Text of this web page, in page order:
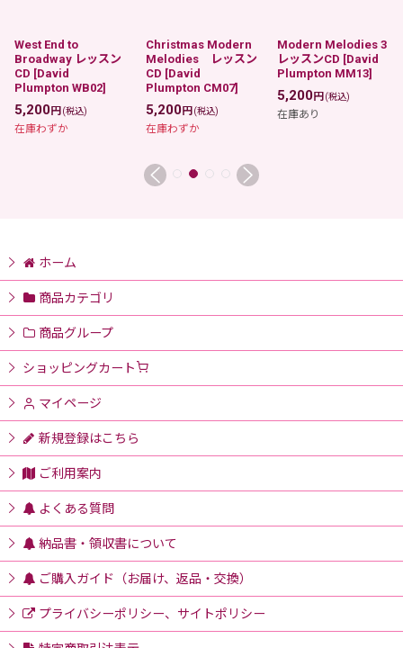
West End to
Broadway レッスン
CD [David
Plumpton WB02]
5,200円 (税込)
在庫わずか
Christmas Modern
Melodies レッスン
CD [David
Plumpton CM07]
5,200円 (税込)
在庫わずか
Modern Melodies 3
レッスンCD [David
Plumpton MM13]
5,200円 (税込)
在庫あり
ホーム
商品カテゴリ
商品グループ
ショッピングカート
マイページ
新規登録はこちら
ご利用案内
よくある質問
納品書・領収書について
ご購入ガイド（お届け、返品・交換）
プライバシーポリシー、サイトポリシー